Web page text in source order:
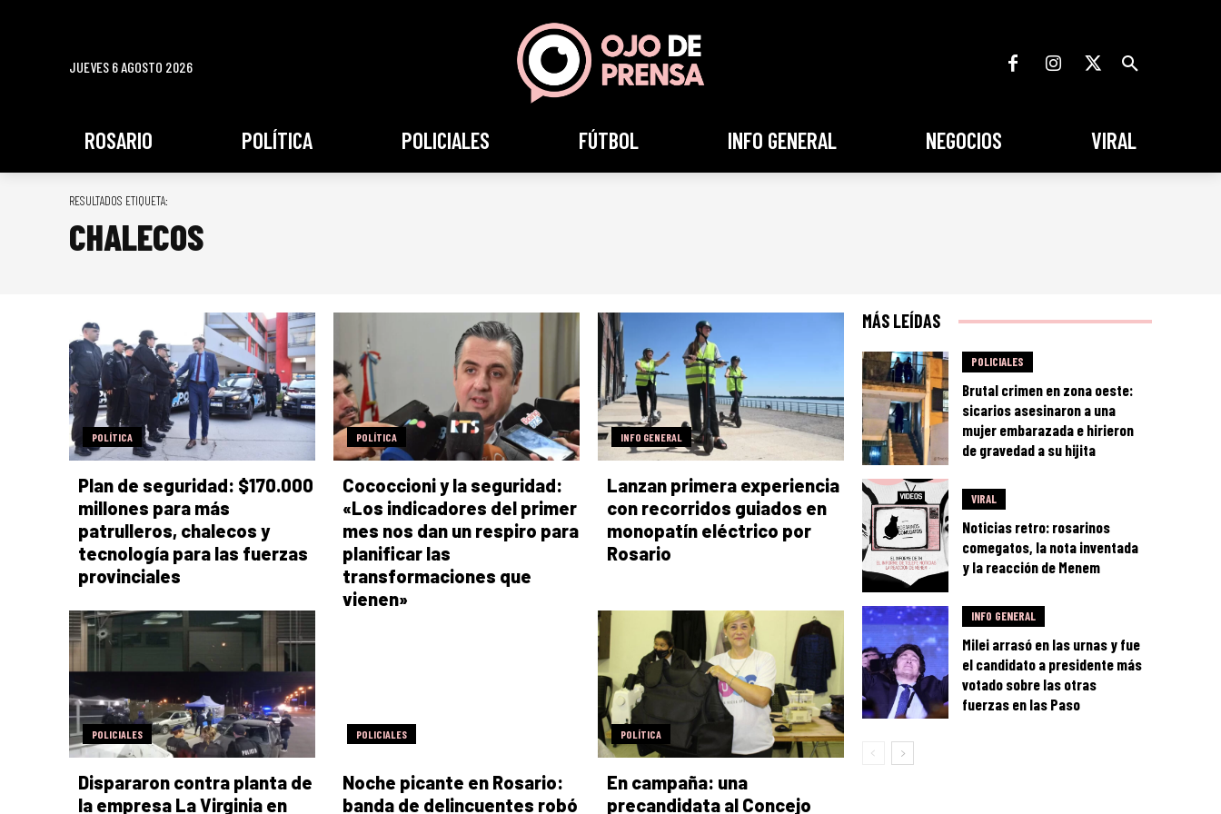
JUEVES 6 AGOSTO 2026
ROSARIO POLÍTICA POLICIALES FÚTBOL INFO GENERAL NEGOCIOS VIRAL
RESULTADOS ETIQUETA:
CHALECOS
POLÍTICA
Plan de seguridad: $170.000
millones para más
patrulleros, chalecos y
tecnología para las fuerzas
provinciales
POLÍTICA
Cococcioni y la seguridad:
«Los indicadores del primer
mes nos dan un respiro para
planificar las
transformaciones que
vienen»
INFO GENERAL
Lanzan primera experiencia
con recorridos guiados en
monopatín eléctrico por
Rosario
POLICIALES
Dispararon contra planta de
la empresa La Virginia en
POLICIALES
Noche picante en Rosario:
banda de delincuentes robó
POLÍTICA
En campaña: una
precandidata al Concejo
MÁS LEÍDAS
POLICIALES
Brutal crimen en zona oeste:
sicarios asesinaron a una
mujer embarazada e hirieron
de gravedad a su hijita
VIRAL
Noticias retro: rosarinos
comegatos, la nota inventada
y la reacción de Menem
INFO GENERAL
Milei arrasó en las urnas y fue
el candidato a presidente más
votado sobre las otras
fuerzas en las Paso